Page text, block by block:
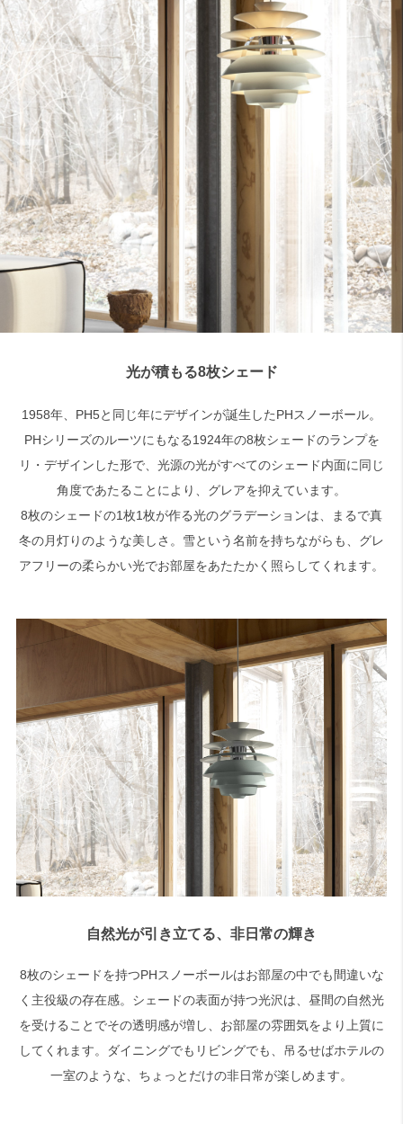
光が積もる8枚シェード
1958年、PH5と同じ年にデザインが誕生したPHスノーボール。
PHシリーズのルーツにもなる1924年の8枚シェードのランプを
リ・デザインした形で、光源の光がすべてのシェード内面に同じ
角度であたることにより、グレアを抑えています。
8枚のシェードの1枚1枚が作る光のグラデーションは、まるで真
冬の月灯りのような美しさ。雪という名前を持ちながらも、グレ
アフリーの柔らかい光でお部屋をあたたかく照らしてくれます。
自然光が引き立てる、非日常の輝き
8枚のシェードを持つPHスノーボールはお部屋の中でも間違いな
く主役級の存在感。シェードの表面が持つ光沢は、昼間の自然光
を受けることでその透明感が増し、お部屋の雰囲気をより上質に
してくれます。ダイニングでもリビングでも、吊るせばホテルの
一室のような、ちょっとだけの非日常が楽しめます。